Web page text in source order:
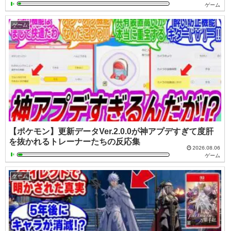
ゲーム
ゲーム
【ポケモン】更新データVer.2.0.0が神アプデすぎて度肝
を抜かれるトレーナーたちの反応集
2026.08.06
ゲーム
ゲーム